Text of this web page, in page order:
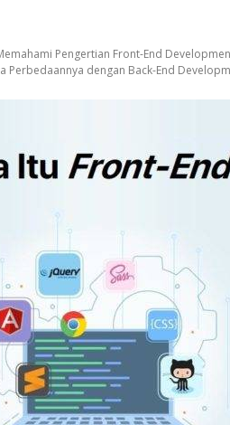
Pengertian Front-End
Perbedaannya dengan Back-End